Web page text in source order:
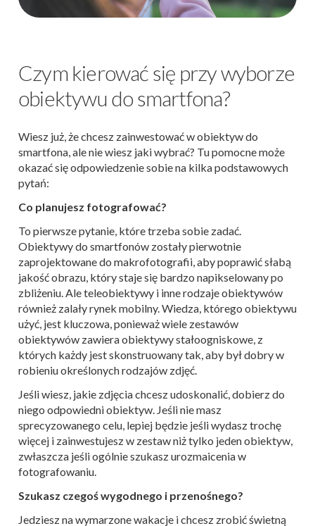
Czym kierować się przy wyborze
obiektywu do smartfona?
Wiesz już, że chcesz zainwestować w obiektyw do
smartfona, ale nie wiesz jaki wybrać? Tu pomocne może
okazać się odpowiedzenie sobie na kilka podstawowych
pytań:
Co planujesz fotografować?
To pierwsze pytanie, które trzeba sobie zadać.
Obiektywy do smartfonów zostały pierwotnie
zaprojektowane do makrofotografii, aby poprawić słabą
jakość obrazu, który staje się bardzo napikselowany po
zbliżeniu. Ale teleobiektywy i inne rodzaje obiektywów
również zalały rynek mobilny. Wiedza, którego obiektywu
użyć, jest kluczowa, ponieważ wiele zestawów
obiektywów zawiera obiektywy stałoogniskowe, z
których każdy jest skonstruowany tak, aby był dobry w
robieniu określonych rodzajów zdjęć.
Jeśli wiesz, jakie zdjęcia chcesz udoskonalić, dobierz do
niego odpowiedni obiektyw. Jeśli nie masz
sprecyzowanego celu, lepiej będzie jeśli wydasz trochę
więcej i zainwestujesz w zestaw niż tylko jeden obiektyw,
zwłaszcza jeśli ogólnie szukasz urozmaicenia w
fotografowaniu.
Szukasz czegoś wygodnego i przenośnego?
Jedziesz na wymarzone wakacje i chcesz zrobić świetną